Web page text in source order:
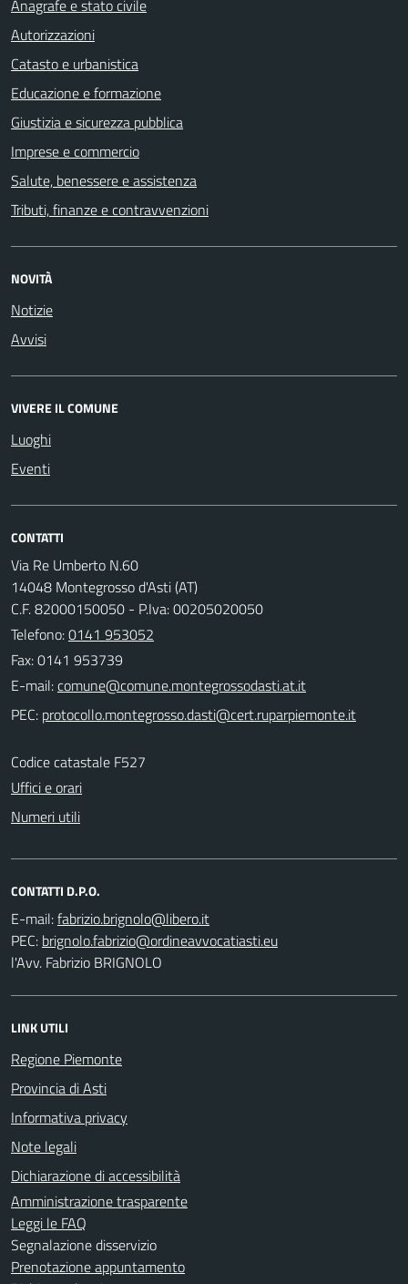
Anagrafe e stato civile
Autorizzazioni
Catasto e urbanistica
Educazione e formazione
Giustizia e sicurezza pubblica
Imprese e commercio
Salute, benessere e assistenza
Tributi, finanze e contravvenzioni
NOVITÀ
Notizie
Avvisi
VIVERE IL COMUNE
Luoghi
Eventi
CONTATTI
Via Re Umberto N.60
14048 Montegrosso d'Asti (AT)
C.F. 82000150050 - P.Iva: 00205020050
Telefono:0141 953052
Fax: 0141 953739
E-mail:
PEC:
Codice catastale F527
Uffici e orari
Numeri utili
CONTATTI D.P.O.
E-mail:
PEC:
l'Avv. Fabrizio BRIGNOLO
LINK UTILI
Regione Piemonte
Provincia di Asti
Informativa privacy
Note legali
Dichiarazione di accessibilità
Amministrazione trasparente
Leggi le FAQ
Segnalazione disservizio
Prenotazione appuntamento